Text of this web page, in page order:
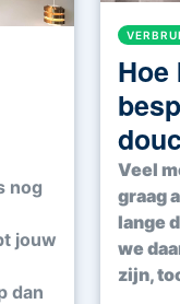
nog
jouw
dan
Hoe
Veel
graag
lange
we
zijn,